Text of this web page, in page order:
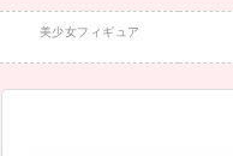
美少女フィギュア